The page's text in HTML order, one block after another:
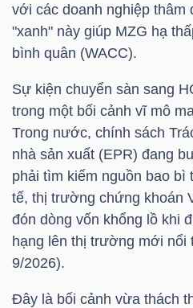
với các doanh nghiệp thâm
"xanh" này giúp MZG hạ
bình quân (WACC).
Sự kiện chuyển sàn sang
trong một bối cảnh vĩ mô
Trong nước, chính sách
nhà sản xuất (EPR) đang
phải tìm kiếm nguồn bao bì
tế, thị trường chứng khoán
đón dòng vốn khổng lồ khi
hạng lên thị trường mới nổi
9/2026).
Đây là bối cảnh vừa thách
Người nội bộ
tức
(-)
Bài
viết
của
tác
giả
(-)